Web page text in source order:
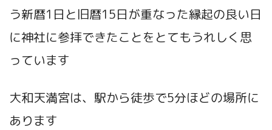
う新暦1日と旧暦15日が重なった縁起の良い日
に神社に参拝できたことをとてもうれしく思
っています
大和天満宮は、駅から徒歩で5分ほどの場所に
あります